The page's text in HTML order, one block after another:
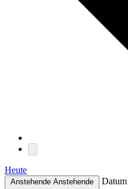
Heute
Anstehende Anstehende